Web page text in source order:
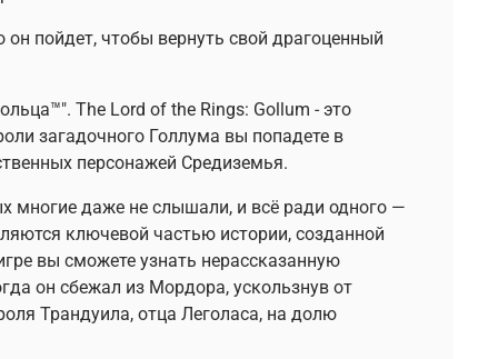
пойдет, чтобы вернуть свой драгоценный
The Lord of the Rings: Gollum - это
загадочного Голлума вы попадете в
персонажей Средиземья.
даже не слышали, и всё ради одного —
ключевой частью истории, созданной
вы сможете узнать нерассказанную
он сбежал из Мордора, ускользнув от
Трандуила, отца Леголаса, на долю